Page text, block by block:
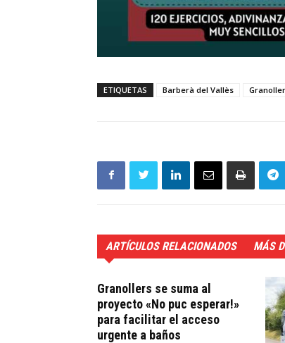
ETIQUETAS Barberà del Vallès
ARTÍCULOS RELACIONADOS MÁS
Granollers se suma al
proyecto «No puc esperar!»
para facilitar el acceso
urgente a baños